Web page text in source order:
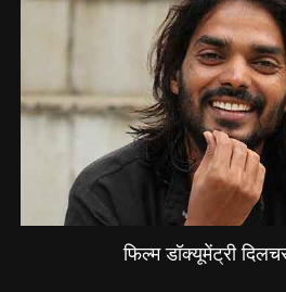
फिल्म डॉक्यूमेंट्री